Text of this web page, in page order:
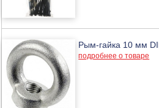
Рым-гайка 10 мм
подробнее о товаре